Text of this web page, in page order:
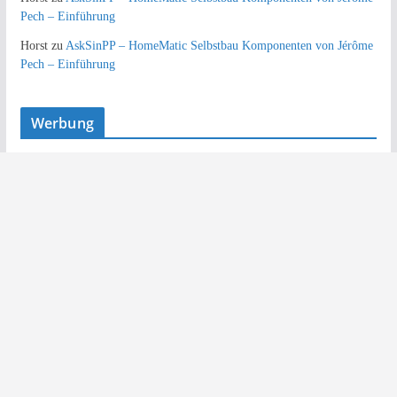
Pech – Einführung
Horstzu AskSinPP – HomeMatic Selbstbau Komponenten von Jérôme
Pech – Einführung
Werbung